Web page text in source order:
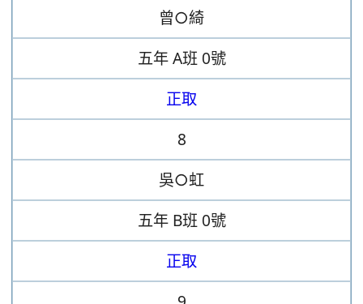
曾○綺
五年 A班 0號
正取
8
吳○虹
五年 B班 0號
正取